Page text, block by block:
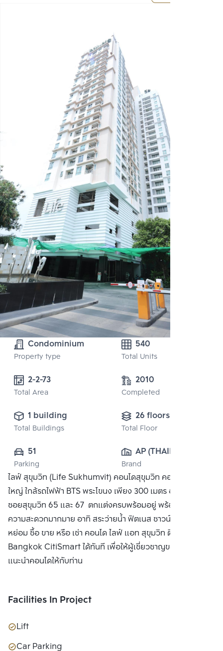
Condominium
Property type
540
Total Units
2-2-73
Total Area
2010
Completed
1 building
Total Buildings
26 floors
Total Floor
51
Parking
AP (THAILAND)
PUBLIC CO.,
LTD.
Brand
ไลฟ์ สุขุมวิท (Life Sukhumvit) คอนโดสุขุมวิท คอนโดติดถนน
ใหญ่ ใกล้รถไฟฟ้า BTS พระโขนง เพียง 300 เมตร อยู่ระหว่าง
ซอยสุขุมวิท 65 และ 67 ตกแต่งครบพร้อมอยู่ พร้อมสิ่งอำนวย
ความสะดวกมากมาย อาทิ สระว่ายน้ำ ฟิตเนส ซาวน์น่า และส่วน
หย่อม ซื้อ ขาย หรือ เช่า คอนโด ไลฟ์ แอท สุขุมวิท ติดต่อหาเรา
Bangkok CitiSmart ได้ทันที เพื่อให้ผู้เชี่ยวชาญของเราได้
แนะนำคอนโดให้กับท่าน
Facilities In Project
Lift
Car Parking